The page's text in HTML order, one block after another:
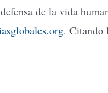
de la vida
. Citando